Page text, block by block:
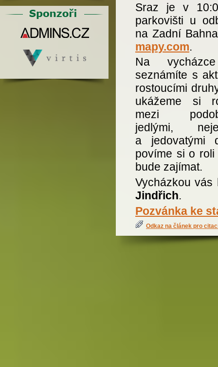
Sraz je v
parkovišti u
na Zadní
mapy.com.
Na
seznámíte s
rostoucími
ukážeme si
mezi
jedlými,
a jedovatými
povíme si o
bude zajímat.
Vycházkou
Jindřich.
Pozvánka ke
Odkaz na článek pro